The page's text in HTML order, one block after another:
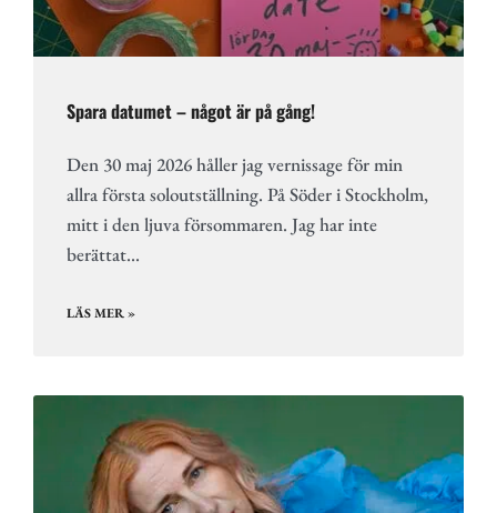
Spara datumet – något är på gång!
Den 30 maj 2026 håller jag vernissage för min
allra första soloutställning. På Söder i Stockholm,
mitt i den ljuva försommaren. Jag har inte
berättat…
LÄS MER »